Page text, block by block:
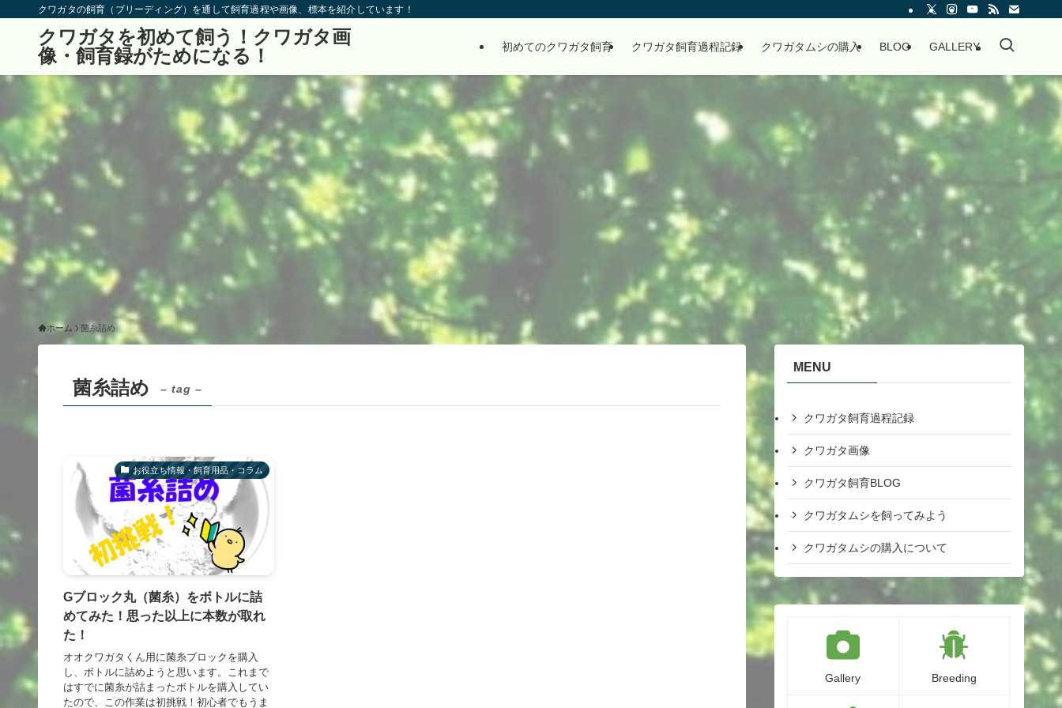
クワガタの飼育（ブリーディング）を通して飼育過程や画像、標本を紹介しています！
クワガタを初めて飼う！クワガタ画
像・飼育録がためになる！
初めてのクワガタ飼育 クワガタ飼育過程記録 クワガタムシの購入 BLOG GALLERY
ホーム 菌糸詰め
菌糸詰め – tag –
お役立ち情報・飼育用品・コラム
Gブロック丸（菌糸）をボトルに詰
めてみた！思った以上に本数が取れ
た！
オオクワガタくん用に菌糸ブロックを購入
し、ボトルに詰めようと思います。これまで
はすでに菌糸が詰まったボトルを購入してい
たので、この作業は初挑戦！初心者でもうま
MENU
クワガタ飼育過程記録
クワガタ画像
クワガタ飼育BLOG
クワガタムシを飼ってみよう
クワガタムシの購入について
Gallery Breeding